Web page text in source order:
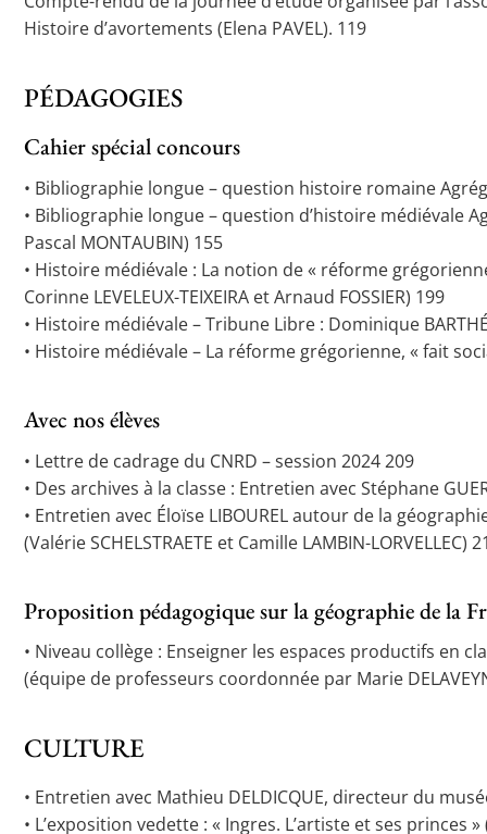
Histoire d’avortements (Elena PAVEL). 119
PÉDAGOGIES
Cahier spécial concours
• Bibliographie longue – question histoire romaine
• Bibliographie longue – question d’histoire médiévale
Pascal MONTAUBIN) 155
• Histoire médiévale : La notion de « réforme
Corinne LEVELEUX-TEIXEIRA et Arnaud FOSSIER) 199
• Histoire médiévale – Tribune Libre : Dominique
• Histoire médiévale – La réforme grégorienne, « fait
Avec nos élèves
• Lettre de cadrage du CNRD – session 2024 209
• Des archives à la classe : Entretien avec Stéphane
• Entretien avec Éloïse LIBOUREL autour de la
(Valérie SCHELSTRAETE et Camille LAMBIN-LORVELLEC)
Proposition pédagogique sur la géographie de la
• Niveau collège : Enseigner les espaces productifs en
(équipe de professeurs coordonnée par Marie
CULTURE
• Entretien avec Mathieu DELDICQUE, directeur du
• L’exposition vedette : « Ingres. L’artiste et ses princes